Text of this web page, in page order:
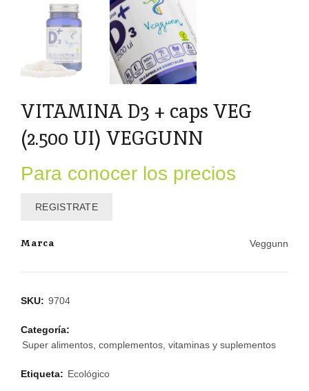
VITAMINA D3 + caps VEG
(2.500 UI) VEGGUNN
Para conocer los precios
REGISTRATE
Marca Veggunn
SKU: 9704
Categoría:
Super alimentos, complementos, vitaminas y suplementos
Etiqueta: Ecológico